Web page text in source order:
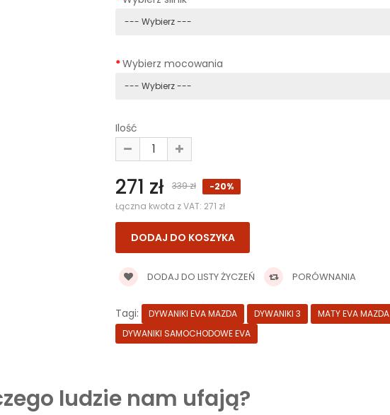
Wybierz mocowania
Ilość
271 zł 339 zł
-20%
Łączna kwota z VAT: 271 zł
DODAJ DO LISTY ŻYCZEŃ PORÓWNANIA
Tagi: DYWANIKI EVA MAZDA DYWANIKI 3
MATY EVA MAZDA
DYWANIKI SAMOCHODOWE EVA
ludzie nam ufają?